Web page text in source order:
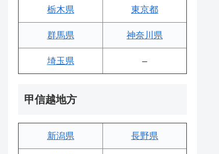
栃木県 東京都
群馬県 神奈川県
埼玉県 –
甲信越地方
新潟県 長野県